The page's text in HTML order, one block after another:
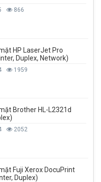
866
HP LaserJet Pro
Duplex, Network)
1959
Brother HL-L2321d
2052
Fuji Xerox DocuPrint
Duplex)